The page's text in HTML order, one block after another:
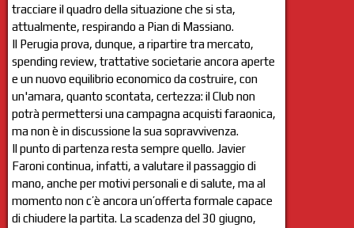
tracciare il quadro della situazione che si sta,
attualmente, respirando a Pian di Massiano.
Il Perugia prova, dunque, a ripartire tra mercato,
spending review, trattative societarie ancora aperte
e un nuovo equilibrio economico da costruire, con
un'amara, quanto scontata, certezza: il Club non
potrà permettersi una campagna acquisti faraonica,
ma non è in discussione la sua sopravvivenza.
Il punto di partenza resta sempre quello. Javier
Faroni continua, infatti, a valutare il passaggio di
mano, anche per motivi personali e di salute, ma al
momento non c’è ancora un’offerta formale capace
di chiudere la partita. La scadenza del 30 giugno,